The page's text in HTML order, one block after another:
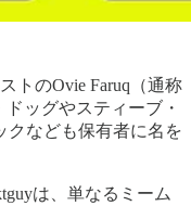
トのOvie Faruq（通称
ッグやスティーブ・
クなども保有者に名を
は、単なるミーム